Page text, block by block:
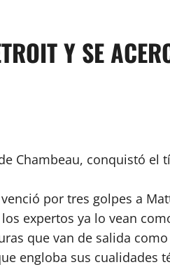
Y SE
Chambeau, conquistó
por tres golpes a
expertos ya lo vean
que van de salida
engloba sus